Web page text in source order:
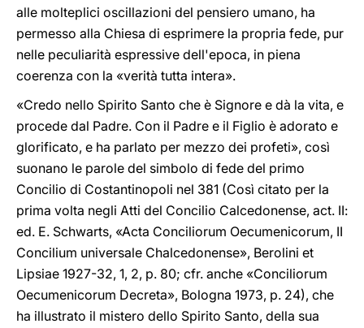
alle molteplici oscillazioni del pensiero umano, ha
permesso alla Chiesa di esprimere la propria fede, pur
nelle peculiarità espressive dell'epoca, in piena
coerenza con la «verità tutta intera».
«Credo nello Spirito Santo che è Signore e dà la vita, e
procede dal Padre. Con il Padre e il Figlio è adorato e
glorificato, e ha parlato per mezzo dei profeti», così
suonano le parole del simbolo di fede del primo
Concilio di Costantinopoli nel 381 (Così citato per la
prima volta negli Atti del Concilio Calcedonense, act. II:
ed. E. Schwarts, «Acta Conciliorum Oecumenicorum, II
Concilium universale Chalcedonense», Berolini et
Lipsiae 1927-32, 1, 2, p. 80; cfr. anche «Conciliorum
Oecumenicorum Decreta», Bologna 1973, p. 24), che
ha illustrato il mistero dello Spirito Santo, della sua